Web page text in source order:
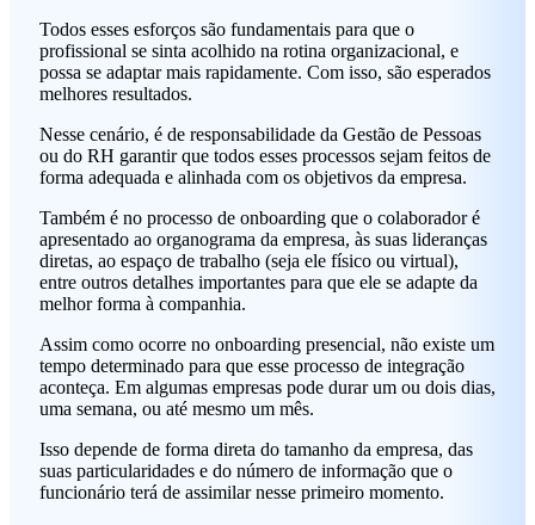
Todos esses esforços são fundamentais para que o
profissional se sinta acolhido na rotina organizacional, e
possa se adaptar mais rapidamente. Com isso, são esperados
melhores resultados.
Nesse cenário, é de responsabilidade da Gestão de Pessoas
ou do RH garantir que todos esses processos sejam feitos de
forma adequada e alinhada com os objetivos da empresa.
Também é no processo de onboarding que o colaborador é
apresentado ao organograma da empresa, às suas lideranças
diretas, ao espaço de trabalho (seja ele físico ou virtual),
entre outros detalhes importantes para que ele se adapte da
melhor forma à companhia.
Assim como ocorre no onboarding presencial, não existe um
tempo determinado para que esse processo de integração
aconteça. Em algumas empresas pode durar um ou dois dias,
uma semana, ou até mesmo um mês.
Isso depende de forma direta do tamanho da empresa, das
suas particularidades e do número de informação que o
funcionário terá de assimilar nesse primeiro momento.